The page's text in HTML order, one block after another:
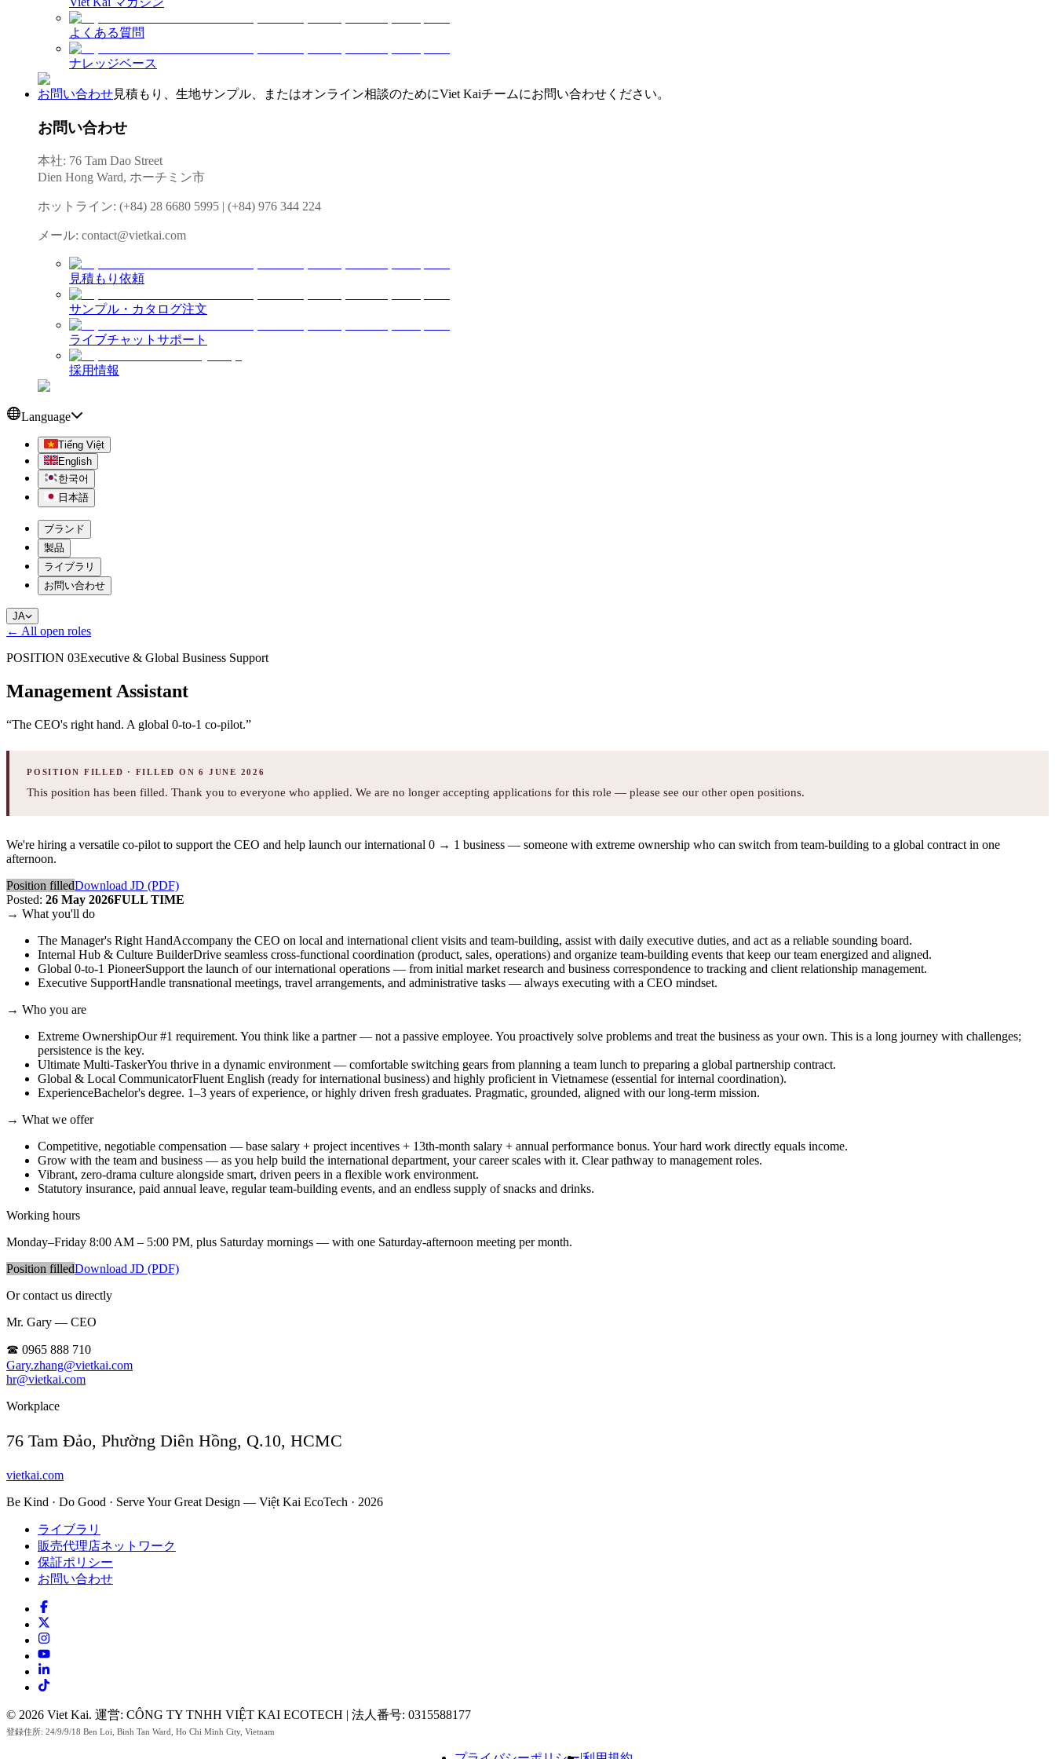
よくある質問
ナレッジベース
お問い合わせ見積もり、生地サンプル、またはオンライン相談のためにViet Kaiチームにお問い合わせください。
お問い合わせ
本社: 76 Tam Dao Street
Dien Hong Ward, ホーチミン市
ホットライン: (+84) 28 6680 5995 | (+84) 976 344 224
メール: contact@vietkai.com
見積もり依頼
サンプル・カタログ注文
ライブチャットサポート
採用情報
Language
Tiếng Việt
English
한국어
日本語
ブランド
製品
ライブラリ
お問い合わせ
JA
← All open roles
POSITION 03Executive & Global Business Support
Management Assistant
“The CEO's right hand. A global 0-to-1 co-pilot.”
POSITION FILLED · FILLED ON 6 JUNE 2026
This position has been filled. Thank you to everyone who applied. We are no longer accepting applications for this role — please see our other open positions.
We're hiring a versatile co-pilot to support the CEO and help launch our international 0 → 1 business — someone with extreme ownership who can switch from team-building to a global contract in one
afternoon.
Position filledDownload JD (PDF)
Posted: 26 May 2026FULL TIME
→ What you'll do
The Manager's Right HandAccompany the CEO on local and international client visits and team-building, assist with daily executive duties, and act as a reliable sounding board.
Internal Hub & Culture BuilderDrive seamless cross-functional coordination (product, sales, operations) and organize team-building events that keep our team energized and aligned.
Global 0-to-1 PioneerSupport the launch of our international operations — from initial market research and business correspondence to tracking and client relationship management.
Executive SupportHandle transnational meetings, travel arrangements, and administrative tasks — always executing with a CEO mindset.
→ Who you are
Extreme OwnershipOur #1 requirement. You think like a partner — not a passive employee. You proactively solve problems and treat the business as your own. This is a long journey with challenges;
persistence is the key.
Ultimate Multi-TaskerYou thrive in a dynamic environment — comfortable switching gears from planning a team lunch to preparing a global partnership contract.
Global & Local CommunicatorFluent English (ready for international business) and highly proficient in Vietnamese (essential for internal coordination).
ExperienceBachelor's degree. 1–3 years of experience, or highly driven fresh graduates. Pragmatic, grounded, aligned with our long-term mission.
→ What we offer
Competitive, negotiable compensation — base salary + project incentives + 13th-month salary + annual performance bonus. Your hard work directly equals income.
Grow with the team and business — as you help build the international department, your career scales with it. Clear pathway to management roles.
Vibrant, zero-drama culture alongside smart, driven peers in a flexible work environment.
Statutory insurance, paid annual leave, regular team-building events, and an endless supply of snacks and drinks.
Working hours
Monday–Friday 8:00 AM – 5:00 PM, plus Saturday mornings — with one Saturday-afternoon meeting per month.
Position filledDownload JD (PDF)
Or contact us directly
Mr. Gary — CEO
☎ 0965 888 710
Gary.zhang@vietkai.com
hr@vietkai.com
Workplace
76 Tam Đảo, Phường Diên Hồng, Q.10, HCMC
vietkai.com
Be Kind · Do Good · Serve Your Great Design — Việt Kai EcoTech · 2026
ライブラリ
販売代理店ネットワーク
保証ポリシー
お問い合わせ
© 2026 Viet Kai. 運営: CÔNG TY TNHH VIỆT KAI ECOTECH | 法人番号: 0315588177
登録住所: 24/9/9/18 Ben Loi, Binh Tan Ward, Ho Chi Minh City, Vietnam